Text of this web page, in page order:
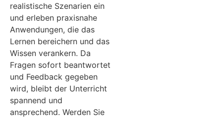
realistische Szenarien ein
und erleben praxisnahe
Anwendungen, die das
Lernen bereichern und das
Wissen verankern. Da
Fragen sofort beantwortet
und Feedback gegeben
wird, bleibt der Unterricht
spannend und
ansprechend. Werden Sie